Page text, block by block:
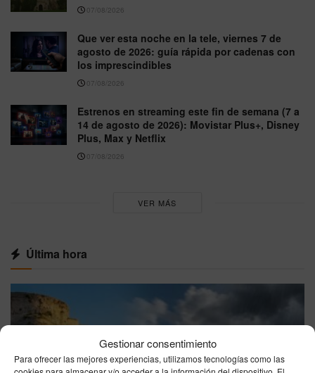
Gestionar consentimiento
Para ofrecer las mejores experiencias, utilizamos tecnologías como las
07/08/2026
Que ver esta noche en la tele, viernes 7 de
agosto de 2026: guía rápida por cadenas con
los imprescindibles
07/08/2026
Estrenos en streaming este fin de semana (7 a
14 de agosto de 2026): Movistar Plus+, Disney
Plus, Max y Netflix
07/08/2026
VER MÁS
Última hora